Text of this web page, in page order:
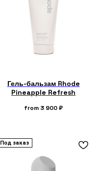
Гель-бальзам Rhode
Pineapple Refresh
from 3 900₽
Под заказ